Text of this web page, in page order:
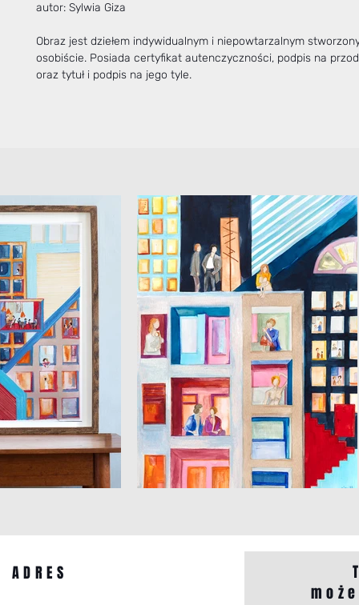
autor: Sylwia Giza
Obraz jest dziełem indywidualnym i niepowtarzalnym
osobiście. Posiada certyfikat autenczyczności, podpis na
oraz tytuł i podpis na jego tyle.
ADRES